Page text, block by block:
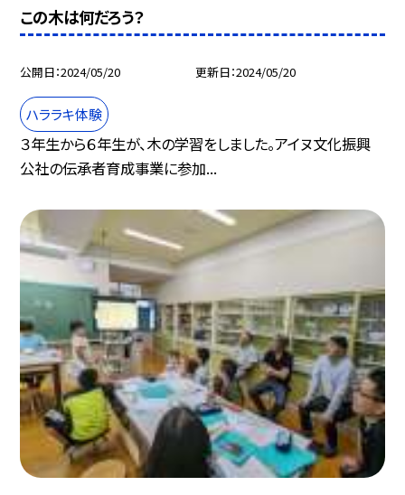
この木は何だろう？
公開日 2024/05/20 更新日 2024/05/20
ハララキ体験
３年生から６年生が、木の学習をしました。アイヌ文化振興
公社の伝承者育成事業に参加...